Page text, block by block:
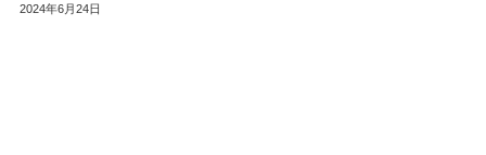
2024年6月24日